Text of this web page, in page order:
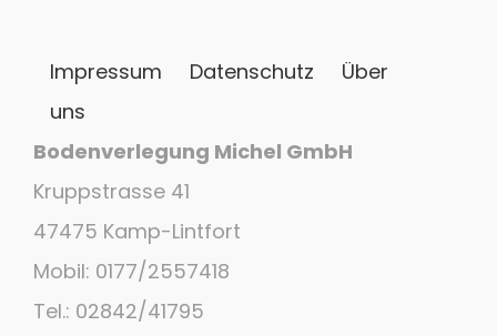
Impressum Datenschutz
Über
uns
Bodenverlegung Michel GmbH
Kruppstrasse 41
47475 Kamp-Lintfort
Mobil: 0177/2557418
Tel.: 02842/41795